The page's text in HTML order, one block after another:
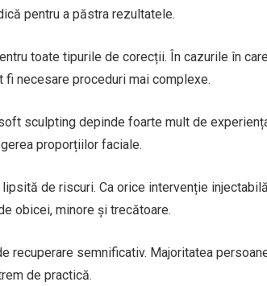
pentru a păstra rezultatele.
toate tipurile de corecții. În cazurile în
necesare proceduri mai complexe.
sculpting depinde foarte mult de
proporțiilor faciale.
de riscuri. Ca orice intervenție
obicei, minore și trecătoare.
recuperare semnificativ. Majoritatea
de practică.